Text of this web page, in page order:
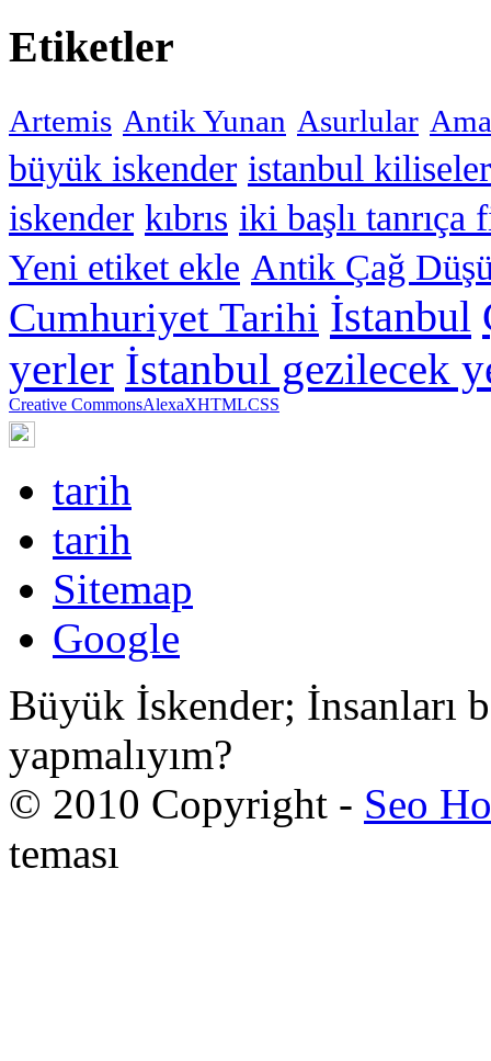
Etiketler
Artemis Antik Yunan Asurlular
büyük iskender istanbul
iskender kıbrıs iki başlı tanrıça
Yeni etiket ekle Antik Çağ
Cumhuriyet Tarihi İstanbul
yerler İstanbul gezilecek
Creative CommonsAlexaXHTMLCSS
tarih
tarih
Sitemap
Google
Büyük İskender; İnsanları
yapmalıyım?
© 2010 Copyright - Seo
teması